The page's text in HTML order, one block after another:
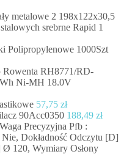
metalowe 2 198x122x30,5
srebrne Rapid 1
Polipropylenowe 1000Szt
Rowenta RH8771/RD-
Ni-MH 18.0V
57,75 zł
90Acc0350 188,49 zł
Precyzyjna Pfb :
Dokładność Odczytu [D]
120, Wymiary Osłony